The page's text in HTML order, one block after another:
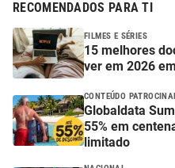
RECOMENDADOS PARA TI
FILMES E SÉRIES
15 melhores
ver em 2026
CONTEÚDO
Globaldata
55% em
limitado